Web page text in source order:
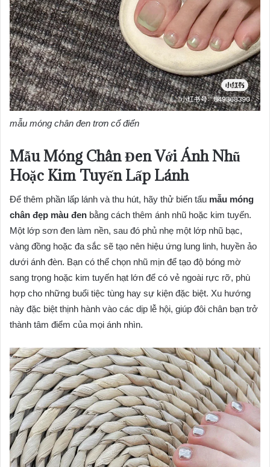
mẫu móng chân đen trơn cổ điển
Mẫu Móng Chân Đen Với Ánh Nhũ
Hoặc Kim Tuyến Lấp Lánh
Để thêm phần lấp lánh và thu hút, hãy thử biến tấu mẫu móng
chân đẹp màu đen bằng cách thêm ánh nhũ hoặc kim tuyến.
Một lớp sơn đen làm nền, sau đó phủ nhẹ một lớp nhũ bạc,
vàng đồng hoặc đa sắc sẽ tạo nên hiệu ứng lung linh, huyền ảo
dưới ánh đèn. Bạn có thể chọn nhũ mịn để tạo độ bóng mờ
sang trọng hoặc kim tuyến hạt lớn để có vẻ ngoài rực rỡ, phù
hợp cho những buổi tiệc tùng hay sự kiện đặc biệt. Xu hướng
này đặc biệt thịnh hành vào các dịp lễ hội, giúp đôi chân bạn trở
thành tâm điểm của mọi ánh nhìn.